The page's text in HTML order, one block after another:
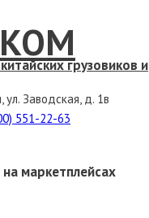
грузовиков и
ул. Заводская, д. 1в
551-22-63
маркетплейсах